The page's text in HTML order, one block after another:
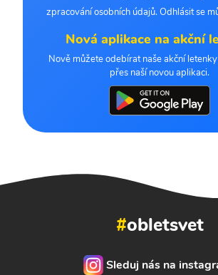
zpracování osobních údajů. Odhlásit se
Nová aplikace na akční
Nově můžete odebírat naše akční
přes naší novou aplikaci.
#obletsvet
Sleduj nás na